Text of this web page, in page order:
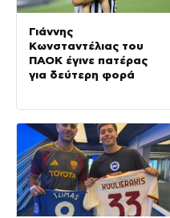
Γιάννης
Κωνσταντέλιας του
ΠΑΟΚ έγινε πατέρας
για δεύτερη φορά